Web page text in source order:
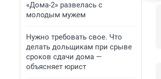
«Дома-2» развелась с
молодым мужем
Нужно требовать свое. Что
делать дольщикам при срыве
сроков сдачи дома —
объясняет юрист